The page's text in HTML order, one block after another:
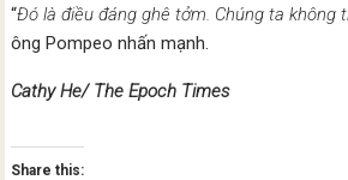
“Đó là điều đáng ghê tởm. Chúng ta không
ông Pompeo nhấn mạnh.
Cathy He/ The Epoch Times
Share this: